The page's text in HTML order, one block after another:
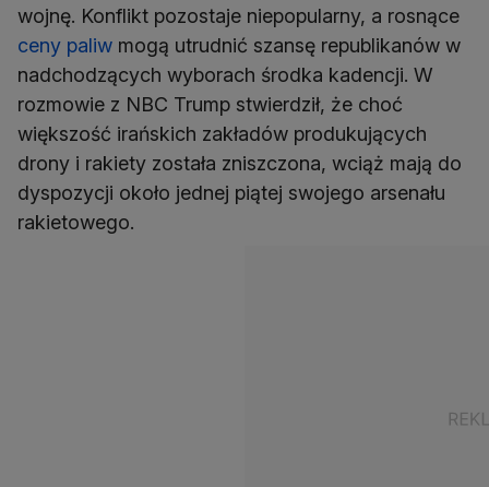
wojnę. Konflikt pozostaje niepopularny, a rosnące
ceny paliw mogą utrudnić szansę republikanów w
nadchodzących wyborach środka kadencji. W
rozmowie z NBC Trump stwierdził, że choć
większość irańskich zakładów produkujących
drony i rakiety została zniszczona, wciąż mają do
dyspozycji około jednej piątej swojego arsenału
rakietowego.